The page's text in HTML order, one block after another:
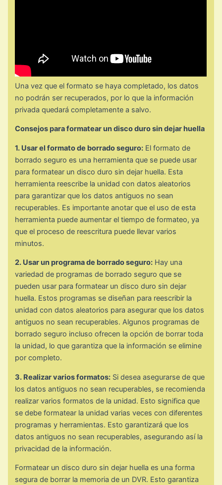
Una vez que el formato se haya completado, los datos
no podrán ser recuperados, por lo que la información
privada quedará completamente a salvo.
Consejos para formatear un disco duro sin dejar huella
1. Usar el formato de borrado seguro: El formato de
borrado seguro es una herramienta que se puede usar
para formatear un disco duro sin dejar huella. Esta
herramienta reescribe la unidad con datos aleatorios
para garantizar que los datos antiguos no sean
recuperables. Es importante anotar que el uso de esta
herramienta puede aumentar el tiempo de formateo, ya
que el proceso de reescritura puede llevar varios
minutos.
2. Usar un programa de borrado seguro: Hay una
variedad de programas de borrado seguro que se
pueden usar para formatear un disco duro sin dejar
huella. Estos programas se diseñan para reescribir la
unidad con datos aleatorios para asegurar que los datos
antiguos no sean recuperables. Algunos programas de
borrado seguro incluso ofrecen la opción de borrar toda
la unidad, lo que garantiza que la información se elimine
por completo.
3. Realizar varios formatos: Si desea asegurarse de que
los datos antiguos no sean recuperables, se recomienda
realizar varios formatos de la unidad. Esto significa que
se debe formatear la unidad varias veces con diferentes
programas y herramientas. Esto garantizará que los
datos antiguos no sean recuperables, asegurando así la
privacidad de la información.
Formatear un disco duro sin dejar huella es una forma
segura de borrar la memoria de un DVR. Esto garantiza